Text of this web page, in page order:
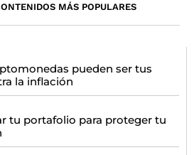
MÁS POPULARES
pueden ser tus
la inflación
tu portafolio para proteger tu